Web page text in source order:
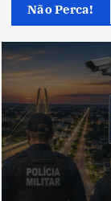
Não Perca!
Cultura